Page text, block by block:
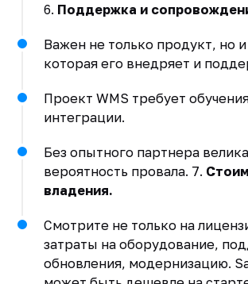
6. Поддержка и
Важен не только продукт, но
которая его внедряет и
Проект WMS требует
интеграции.
Без опытного партнера велика
вероятность провала. 7.
владения.
Смотрите не только на
затраты на оборудование,
обновления, модернизацию.